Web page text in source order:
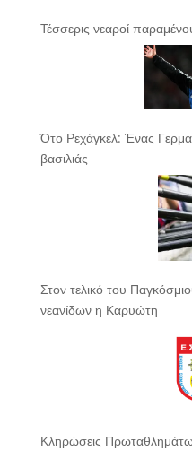
Τέσσερις νεαροί
Ότο Ρεχάγκελ: Ένας
βασιλιάς
Στον τελικό του
νεανίδων η Καρυώτη
Κληρώσεις